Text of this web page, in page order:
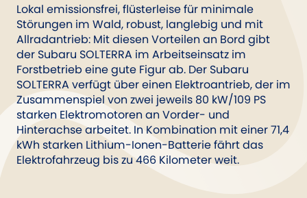
Lokal emissionsfrei, flüsterleise für minimale
Störungen im Wald, robust, langlebig und mit
Allradantrieb: Mit diesen Vorteilen an Bord gibt
der Subaru SOLTERRA im Arbeitseinsatz im
Forstbetrieb eine gute Figur ab. Der Subaru
SOLTERRA verfügt über einen Elektroantrieb, der im
Zusammenspiel von zwei jeweils 80 kW/109 PS
starken Elektromotoren an Vorder- und
Hinterachse arbeitet. In Kombination mit einer 71,4
kWh starken Lithium-Ionen-Batterie fährt das
Elektrofahrzeug bis zu 466 Kilometer weit.